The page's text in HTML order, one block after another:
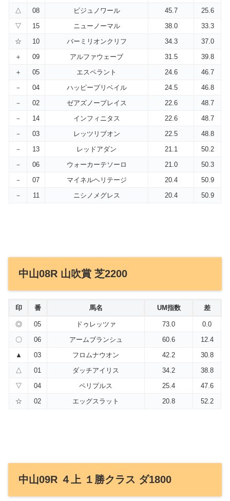
△
08 ビジュノワール 45.7
25.6
▽
15 ニューノーマル 38.0
33.3
☆
10 バーミリオンクリフ 34.3
37.0
＋
09 アルファウェーブ 31.5
39.8
＋
05 エスペラント 24.6
46.7
－
04 ハッピープリベイル 24.5
46.8
－
02 ゼアズノープレイス 22.6
48.7
－
14 インフィニタス 22.6
48.7
－
03 レッツリブオン 22.5
48.8
－
13 レッドアダン 21.1
50.2
－
06 ウォーカーテソーロ 21.0
50.3
－
07 マイネルヘリテージ 20.4
50.9
－
11 ニシノメグレス 20.4 50.9
中山08R 山吹賞 芝2200
印 番 馬名 UM指数 差
◎ 05 ドゥレッツァ 73.0
0.0
〇
06 アームブランシュ 60.6
12.4
▲
03 フロムナウオン 42.2
30.8
△
01 ダッチアイリス 34.2
38.8
▽
04 ペリプルス 25.4
47.6
☆
02 エッグスラット 20.8 52.2
中山09R ４上 １勝クラス ダ1800